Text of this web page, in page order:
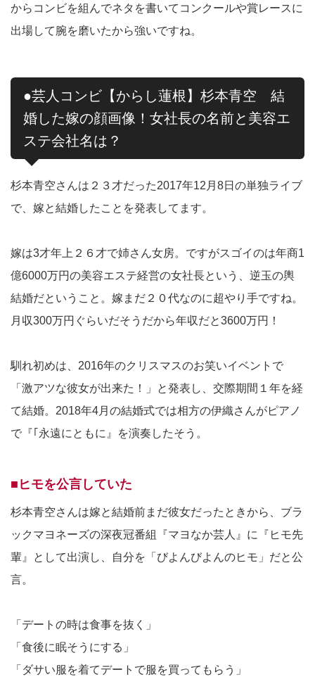
からコンビを組んでネタを書いてコンクールや賞レースに
出場して腕を磨いたから強いですね。
●芸人コンビ【からし蓮根】杉本青空 結
婚した嫁の顔画像！女社長の名前と美容エ
ステ会社名は？
杉本青空さんは２３才だった2017年12月8日の単独ライブ
で、嫁と結婚したことを発表してます。
嫁は3才年上２６才で姉さん女房。ですがスゴイのは年商1
億6000万円の美容エステ経営の女社長という、逆玉の輿
結婚だということ。嫁まだ２０代なのに超やり手ですね。
月収300万円ぐらいだそうだから年収だと3600万円！
馴れ初めは、2016年のクリスマスのお笑いイベントで
「激アツな彼女が出来た！」と発表し、交際期間１年を経
て結婚。2018年4月の結婚式では相方の伊織さんがピアノ
で『｢永遠にともに』を演奏したそう。
■ヒモを公言していた
杉本青空さんは嫁と結婚前まだ彼女だったときから、ブラ
ックマヨネーズの深夜冠番組『マヨなか芸人』に『ヒモ先
輩』として出演し、自分を「びよんびよんのヒモ」だと公
言。
「デートの時は食事を抜く」
「食後に眠そうにする」
「ダサい服を着てデートで服を買ってもらう」